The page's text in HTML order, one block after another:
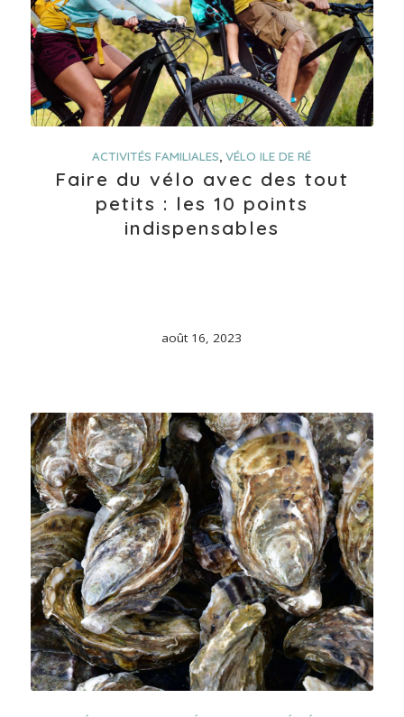
ACTIVITÉS FAMILIALES,VÉLO ILE DE RÉ
Faire du vélo avec des tout
petits : les 10 points
indispensables
août 16, 2023